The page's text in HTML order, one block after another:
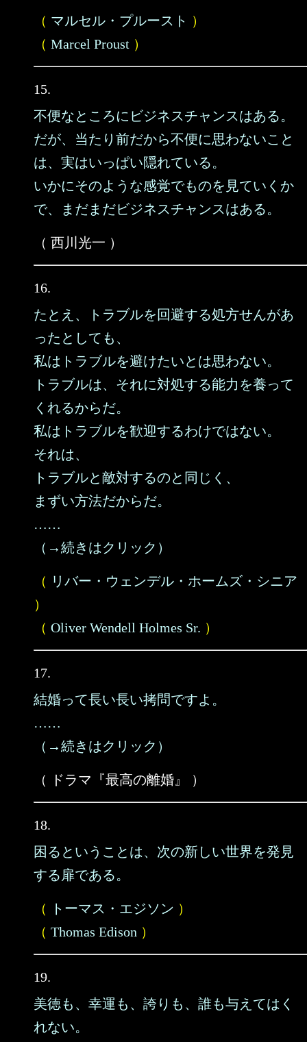
（ マルセル・プルースト ）
（ Marcel Proust ）
15.
不便なところにビジネスチャンスはある。
だが、当たり前だから不便に思わないこと
は、実はいっぱい隠れている。
いかにそのような感覚でものを見ていくか
で、まだまだビジネスチャンスはある。
（ 西川光一 ）
16.
たとえ、トラブルを回避する処方せんがあ
ったとしても、
私はトラブルを避けたいとは思わない。
トラブルは、それに対処する能力を養って
くれるからだ。
私はトラブルを歓迎するわけではない。
それは、
トラブルと敵対するのと同じく、
まずい方法だからだ。
……
（→続きはクリック）
（ リバー・ウェンデル・ホームズ・シニア
）
（ Oliver Wendell Holmes Sr. ）
17.
結婚って長い長い拷問ですよ。
……
（→続きはクリック）
（ ドラマ『最高の離婚』 ）
18.
困るということは、次の新しい世界を発見
する扉である。
（ トーマス・エジソン ）
（ Thomas Edison ）
19.
美徳も、幸運も、誇りも、誰も与えてはく
れない。